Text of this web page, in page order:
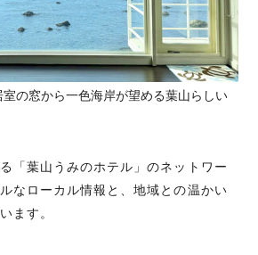
の窓から一色海岸が望める葉山らしい
「葉山うみのホテル」のネットワー
なローカル情報と、地域との温かい
ます。